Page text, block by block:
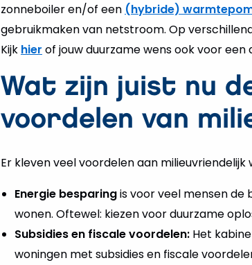
zonneboiler en/of een (hybride)
gebruikmaken van netstroom. Op
Kijk hier of jouw duurzame wens ook voor
Wat zijn juist nu
voordelen van
Er kleven veel voordelen aan
Energie besparingis voor veel mensen de
wonen. Oftewel: kiezen voor duurzame
Subsidies en fiscale voordelen: Het
woningen met subsidies en fiscale